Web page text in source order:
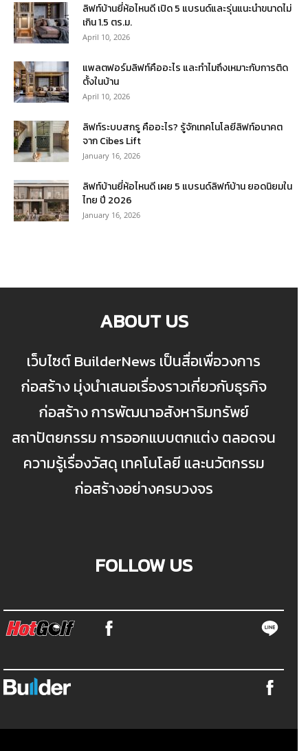
ลิฟท์บ้านยี่ห้อไหนดี เปิด 5 แบรนด์และรุ่นแนะนำขนาดไม่
เกิน 1.5 ตร.ม.
April 10, 2026
แพลตฟอร์มลิฟท์คืออะไร และทำไมถึงเหมาะกับการติด
ตั้งในบ้าน
April 10, 2026
ลิฟท์ระบบสกรู คืออะไร? รู้จักเทคโนโลยีลิฟท์อนาคต
จาก Cibes Lift
January 16, 2026
ลิฟท์บ้านยี่ห้อไหนดี เผย 5 แบรนด์ลิฟท์บ้าน ยอดนิยมใน
ไทย ปี 2026
January 16, 2026
ABOUT US
เว็บไซต์ BuilderNews เป็นสื่อเพื่อวงการ
ก่อสร้าง มุ่งนำเสนอเรื่องราวเกี่ยวกับธุรกิจ
ก่อสร้าง การพัฒนาอสังหาริมทรัพย์
สถาปัตยกรรม การออกแบบตกแต่ง ตลอดจน
ความรู้เรื่องวัสดุ เทคโนโลยี และนวัตกรรม
ก่อสร้างอย่างครบวงจร
FOLLOW US